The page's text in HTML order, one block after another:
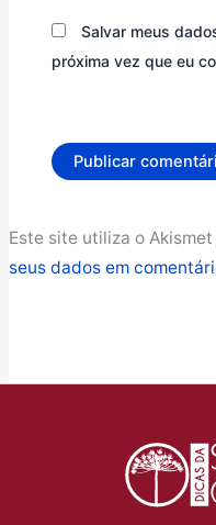
Salvar meus
próxima vez que eu
Este site utiliza o
seus dados em